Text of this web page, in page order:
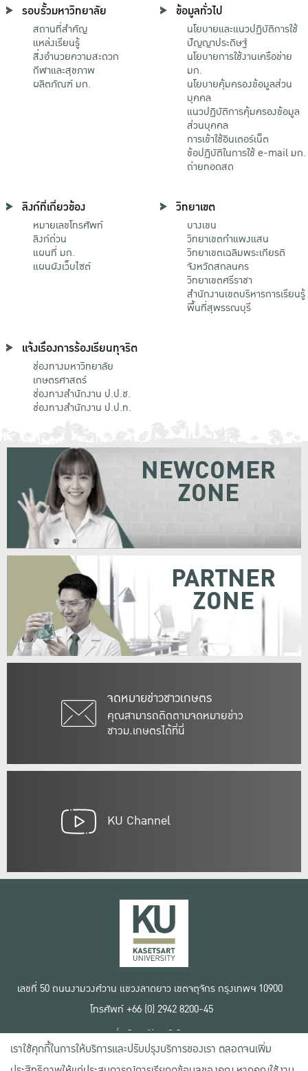
รอบรั้วมหาวิทยาลัย
สถานที่สำคัญ
แหล่งเรียนรู้
สิ่งอำนวยความสะดวก
กีฬาและสุขภาพ
ผลิตภัณฑ์ มก.
ข้อมูลทั่วไป
นโยบายและแนวปฏิบัติการใช้
ปัญญาประดิษฐ์
นโยบายการใช้งานเครือข่าย
มก.
นโยบายคุ้มครองข้อมูลส่วน
บุคคล
แนวปฏิบัติการคุ้มครองข้อมูล
ส่วนบุคคล
การเข้าใช้อินเตอร์เน็ต
ข้อปฏิบัติในการใช้ e-mail มก.
ถ่ายทอดสด
ลิงก์ที่เกี่ยวข้อง
หมายเลขโทรศัพท์
ลิงก์ด่วน
แผนที่ มก.
แผนผังเว็บไซต์
วิทยาเขต
บางเขน
วิทยาเขตกําแพงแสน
วิทยาเขตเฉลิมพระเกียรติ
จังหวัดสกลนคร
วิทยาเขตศรีราชา
สำนักงานเขตบริหารการเรียนรู้
พื้นที่สุพรรณบุรี
แจ้งเรื่องการร้องเรียนทุจริต
ช่องทางมหาวิทยาลัย
เกษตรศาสตร์
ช่องทางสำนักงาน ป.ป.ช.
ช่องทางสำนักงาน ป.ป.ท.
จดหมายข่าวชาวเกษตร
คุณสามารถติดตามจดหมายข่าว
ชาวม.เกษตรได้ที่นี่
NEWCOMER
ZONE
PARTNER
ZONE
KU Channel
เลขที่ 50 ถนนงามวงศ์วาน แขวงลาดยาว เขตจตุจักร กรุงเทพฯ 10900
โทรศัพท์ +66 (0) 2942 8200-45
เงื่อนไขการใช้งานเว็บไซต์
ข้อตกลงด้านสิทธิ์ใช้งาน
นโยบายความเป็นส่วนตัว
เราใช้คุกกี้ในการให้บริการและปรับปรุงบริการของเรา ตลอดจนเพิ่ม